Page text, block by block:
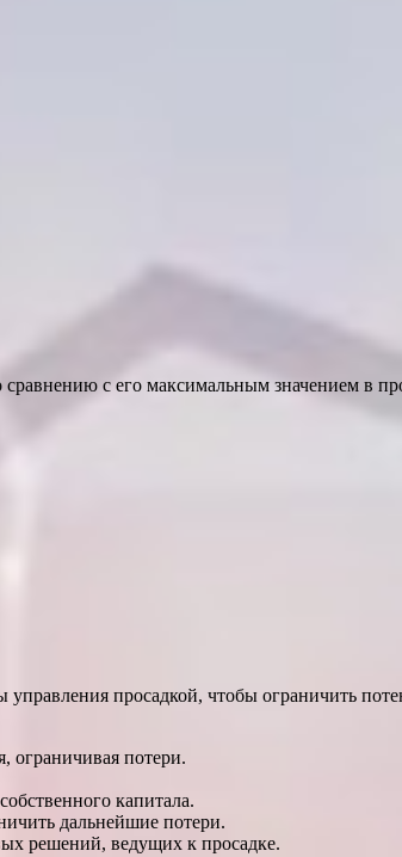
сравнению с его максимальным значением в
просадкой, чтобы ограничить
ограничивая потери.
капитала.
дальнейшие потери.
решений, ведущих к просадке.